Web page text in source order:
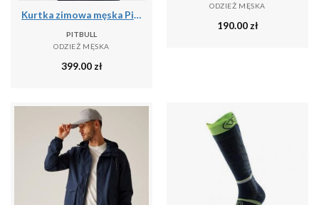
Kurtka zimowa męska Pitbull z kapturem Balboa II
PITBULL
ODZIEŻ MĘSKA
399.00 zł
ODZIEŻ MĘSKA
190.00 zł